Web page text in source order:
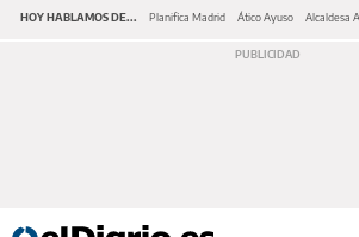
HOY HABLAMOS DE... Planifica Madrid Ático Ayuso Alcaldesa